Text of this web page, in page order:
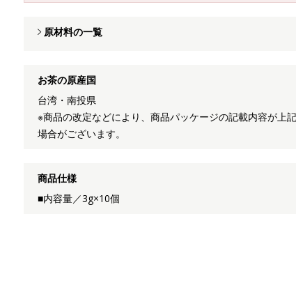
原材料の一覧
お茶の原産国
台湾・南投県
※商品の改定などにより、商品パッケージの記載内容が上
場合がございます。
商品仕様
■内容量／3g×10個